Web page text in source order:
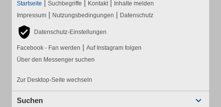
Startseite | Suchbegriffe | Kontakt | Inhalte melden
Impressum | Nutzungsbedingungen | Datenschutz
Datenschutz-Einstellungen
Facebook - Fan werden | Auf Instagram folgen
Über den Messenger suchen
Zur Desktop-Seite wechseln
Suchen